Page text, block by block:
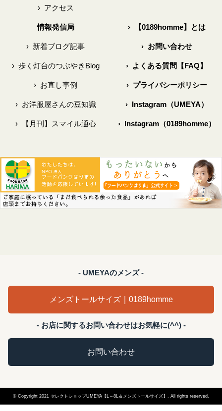
›アクセス
情報発信局
› 新着ブログ記事
›歩く灯台のつぶやきBlog
› お直し事例
›お洋服屋さんの豆知識
›【月刊】スマイル通心
›【0189homme】とは
›お問い合わせ
› よくある質問【FAQ】
›プライバシーポリシー
›Instagram（UMEYA）
›Instagram（0189homme）
- UMEYAのメンズ -
メンズトールサイズ｜0189homme
- お店に関するお問い合わせはお気軽に(^^) -
お問い合わせ
© Copyright 2021 セレクトショップUMEYA【L～8L＆メンズトールサイズ】. All rights reserved.